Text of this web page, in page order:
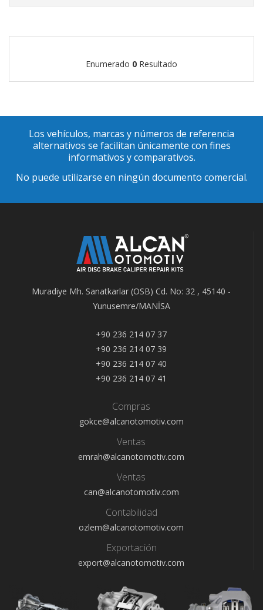
Enumerado 0 Resultado
Los vehículos, marcas y números de referencia
alternativos se facilitan únicamente con fines
informativos y comparativos.
No puede utilizarse en ningún documento comercial.
Muradiye Mh. Sanatkarlar (OSB) Cd. No: 32 , 45140 -
Yunusemre/MANİSA
+90 236 214 07 37
+90 236 214 07 39
+90 236 214 07 40
+90 236 214 07 41
Compras
gokce@alcanotomotiv.com
Ventas
emrah@alcanotomotiv.com
Ventas
can@alcanotomotiv.com
Contabilidad
ozlem@alcanotomotiv.com
Exportación
export@alcanotomotiv.com